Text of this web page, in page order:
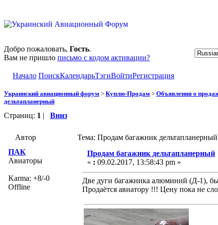
Добро пожаловать, Гость.
Вам не пришло письмо с кодом активации?
Начало ПоискКалендарьТэгиВойтиРегистрация
Украинский авиационный форум > Куплю-Продам > Объявления о
дельтапланерный
Страниц: 1 | Вниз
Автор
Тема: Продам багажник
ПАК
Авиаторы
Karma: +8/-0
Offline
Продам багажник дельтапланерный
« : 09.02.2017, 13:58:43 pm »
Две дуги багажника алюминий (Д-1),
Продаётся авиатору !!! Цену пока не